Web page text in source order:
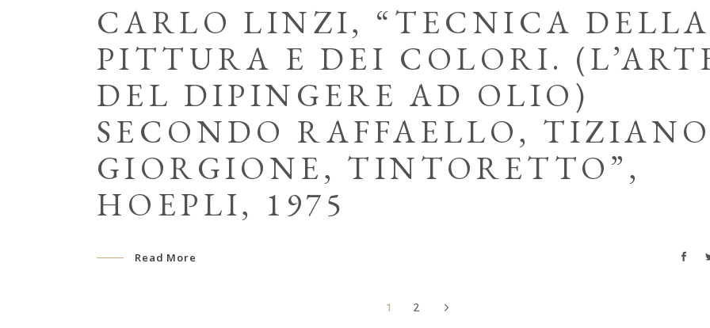
CARLO LINZI, “TECNICA
PITTURA E DEI COLORI.
DEL DIPINGERE AD OLIO)
SECONDO RAFFAELLO,
GIORGIONE, TINTORETTO”,
HOEPLI, 1975
Read More
1 2